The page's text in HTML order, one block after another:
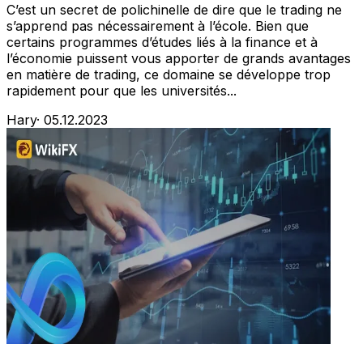
C’est un secret de polichinelle de dire que le trading ne
s’apprend pas nécessairement à l’école. Bien que
certains programmes d’études liés à la finance et à
l’économie puissent vous apporter de grands avantages
en matière de trading, ce domaine se développe trop
rapidement pour que les universités...
Hary· 05.12.2023